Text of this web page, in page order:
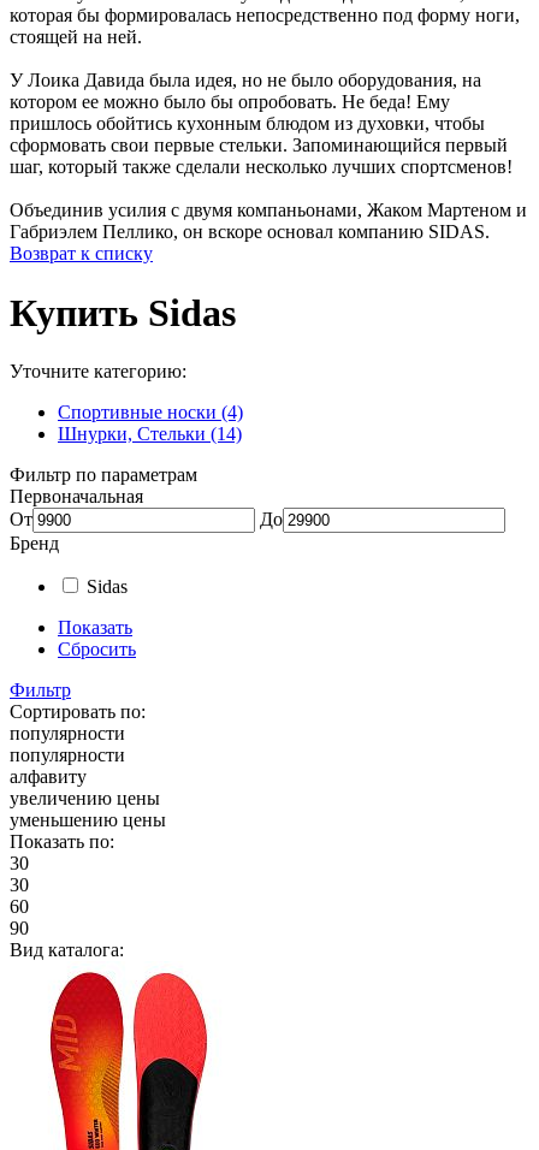
которая бы формировалась непосредственно под форму ноги,
стоящей на ней.
У Лоика Давида была идея, но не было оборудования, на
котором ее можно было бы опробовать. Не беда! Ему
пришлось обойтись кухонным блюдом из духовки, чтобы
сформовать свои первые стельки. Запоминающийся первый
шаг, который также сделали несколько лучших спортсменов!
Объединив усилия с двумя компаньонами, Жаком Мартеном и
Габриэлем Пеллико, он вскоре основал компанию SIDAS.
Возврат к списку
Купить Sidas
Уточните категорию:
Спортивные носки (4)
Шнурки, Стельки (14)
Фильтр по параметрам
Первоначальная
От
До
Бренд
Sidas
Показать
Сбросить
Фильтр
Сортировать по:
популярности
популярности
алфавиту
увеличению цены
уменьшению цены
Показать по:
30
30
60
90
Вид каталога: